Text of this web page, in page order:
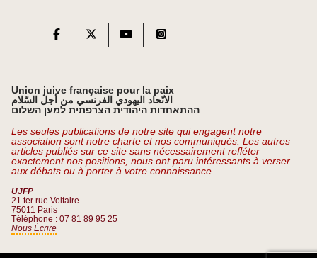
Union juive française pour la paix
الاتّحاد اليهودي الفرنسي من أجل السّلام
ההתאחדות היהודית הצרפתית למען השלום
Les seules publications de notre site qui engagent notre
association sont notre charte et nos communiqués. Les autres
articles publiés sur ce site sans nécessairement refléter
exactement nos positions, nous ont paru intéressants à verser
aux débats ou à porter à votre connaissance.
UJFP
21 ter rue Voltaire
75011 Paris
Téléphone : 07 81 89 95 25
Nous Écrire